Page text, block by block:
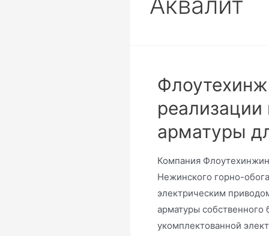
реализации
арматуры
Компания
Нежинского горно-
электрическим
арматуры собственного
укомплектованной